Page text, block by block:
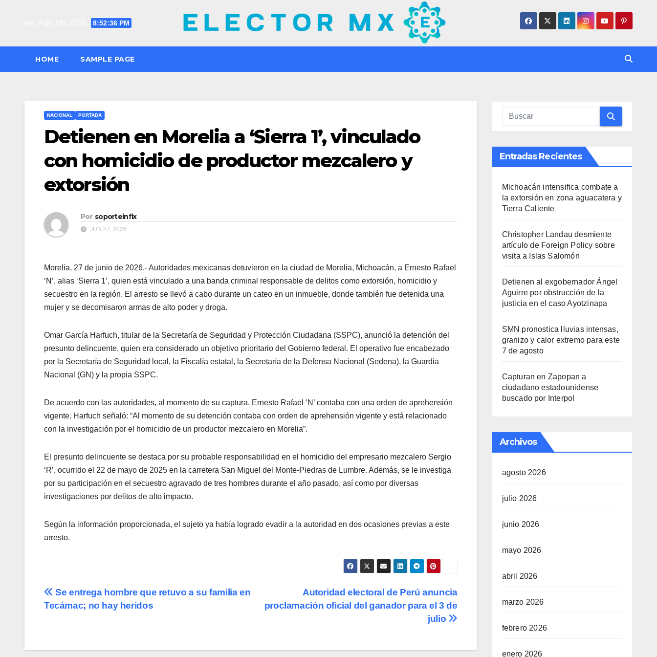
8:52:37 PM
HOME SAMPLE PAGE
NACIONAL PORTADA
Detienen en Morelia a ‘Sierra 1’, vinculado
con homicidio de productor mezcalero y
extorsión
Por soporteinfix
JUN 27, 2026
Morelia, 27 de junio de 2026.- Autoridades mexicanas detuvieron en la ciudad de Morelia, Michoacán, a Ernesto Rafael
‘N’, alias ‘Sierra 1’, quien está vinculado a una banda criminal responsable de delitos como extorsión, homicidio y
secuestro en la región. El arresto se llevó a cabo durante un cateo en un inmueble, donde también fue detenida una
mujer y se decomisaron armas de alto poder y droga.
Omar García Harfuch, titular de la Secretaría de Seguridad y Protección Ciudadana (SSPC), anunció la detención del
presunto delincuente, quien era considerado un objetivo prioritario del Gobierno federal. El operativo fue encabezado
por la Secretaría de Seguridad local, la Fiscalía estatal, la Secretaría de la Defensa Nacional (Sedena), la Guardia
Nacional (GN) y la propia SSPC.
De acuerdo con las autoridades, al momento de su captura, Ernesto Rafael ‘N’ contaba con una orden de aprehensión
vigente. Harfuch señaló: “Al momento de su detención contaba con orden de aprehensión vigente y está relacionado
con la investigación por el homicidio de un productor mezcalero en Morelia”.
El presunto delincuente se destaca por su probable responsabilidad en el homicidio del empresario mezcalero Sergio
‘R’, ocurrido el 22 de mayo de 2025 en la carretera San Miguel del Monte-Piedras de Lumbre. Además, se le investiga
por su participación en el secuestro agravado de tres hombres durante el año pasado, así como por diversas
investigaciones por delitos de alto impacto.
Según la información proporcionada, el sujeto ya había logrado evadir a la autoridad en dos ocasiones previas a este
arresto.
Navegación
Autoridad electoral de Perú anuncia
proclamación oficial del ganador para el 3 de
julio
Se entrega hombre que retuvo a su familia en
Tecámac; no hay heridos
Entradas Recientes
Michoacán intensifica combate a
la extorsión en zona aguacatera y
Tierra Caliente
Christopher Landau desmiente
artículo de Foreign Policy sobre
visita a Islas Salomón
Detienen al exgobernador Ángel
Aguirre por obstrucción de la
justicia en el caso Ayotzinapa
SMN pronostica lluvias intensas,
granizo y calor extremo para este
7 de agosto
Capturan en Zapopan a
ciudadano estadounidense
buscado por Interpol
Archivos
agosto 2026
julio 2026
junio 2026
mayo 2026
abril 2026
marzo 2026
febrero 2026
enero 2026